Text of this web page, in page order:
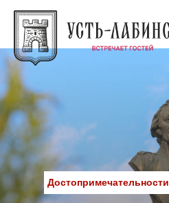
Достопримечательности